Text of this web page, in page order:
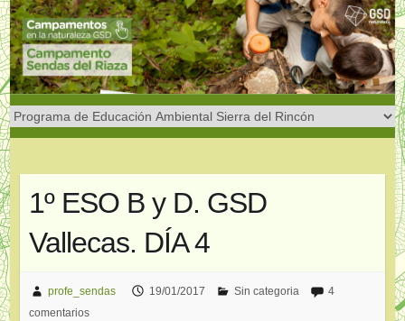
Saltar
al
contenido
1º ESO B y D. GSD
Vallecas. DÍA 4
profe_sendas 19/01/2017 Sin categoria
4
comentarios